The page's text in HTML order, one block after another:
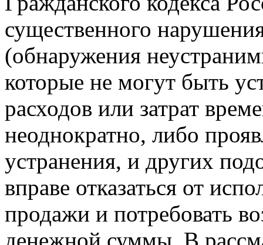
существенного
(обнаружения
которые не могут быть
расходов или затрат
неоднократно, либо
устранения, и других
вправе отказаться от
продажи и потребовать
денежной суммы. В